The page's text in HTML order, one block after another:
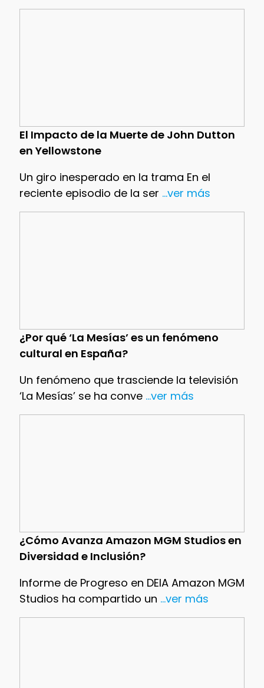
El Impacto de la Muerte de John Dutton
en Yellowstone
Un giro inesperado en la trama En el
reciente episodio de la ser ...ver más
¿Por qué ‘La Mesías’ es un fenómeno
cultural en España?
Un fenómeno que trasciende la televisión
‘La Mesías’ se ha conve...ver más
¿Cómo Avanza Amazon MGM Studios en
Diversidad e Inclusión?
Informe de Progreso en DEIA Amazon MGM
Studios ha compartido un ...ver más